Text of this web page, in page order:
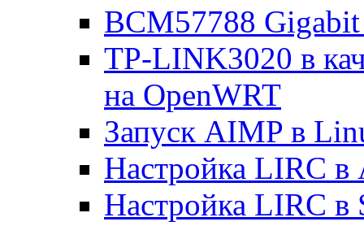
BCM57788
TP-LINK3020 в
на OpenWRT
Запуск AIMP в
Настройка LIRC
Настройка LIRC